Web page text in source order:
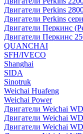
Двигатели Perkins
Двигатели Perkins
Двигатели Перкинс
Двигатели Перкинс
QUANCHAI
SFH/IVECO
Shanghai
SIDA
Sinotruk
Weichai Huafeng
Weichai Power
Двигатели Weichai
Двигатели Weichai
Двигатели Weichai